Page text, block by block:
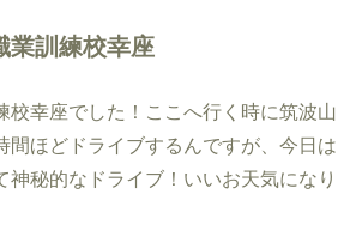
業訓練校幸座
校幸座でした！ここへ行く時に筑波山
間ほどドライブするんですが、今日は
神秘的なドライブ！いいお天気になり